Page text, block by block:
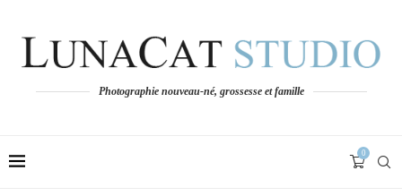
Photographie nouveau-né, grossesse et famille
0